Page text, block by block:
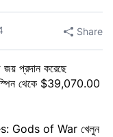
Share
প্রদান করেছে
থেকে $39,070.00
Gods of War খেলুন